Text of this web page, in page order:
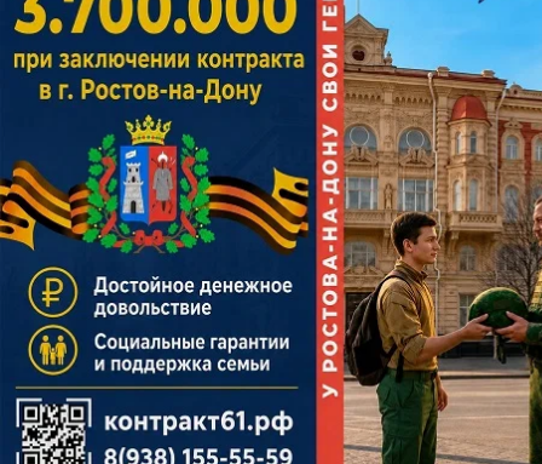
Более 120 человек пропали за месяц в
Ростовской области – 14 до сих пор не
найдены
В «ЛизаАлерт» подвели итоги поисков за июль
2026 года